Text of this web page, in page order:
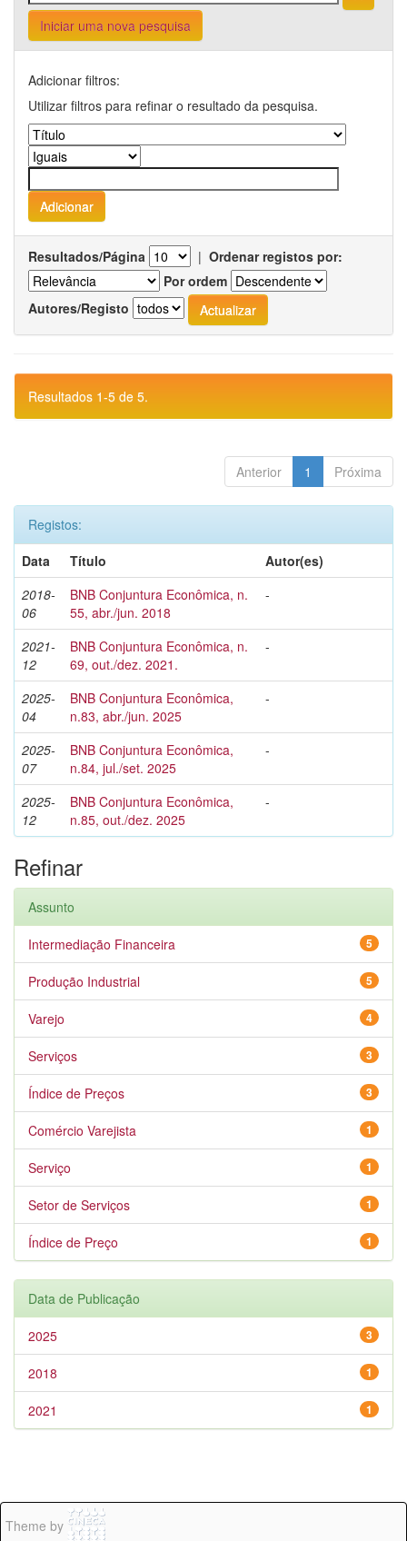
Iniciar uma nova pesquisa
Adicionar filtros:
Utilizar filtros para refinar o resultado da pesquisa.
Resultados/Página | Ordenar registos por:
Por ordem
Autores/Registo
Resultados 1-5 de 5.
Anterior 1 Próxima
Registos:
Data
Título
Autor(es)
2018-
06
BNB Conjuntura Econômica, n.
55, abr./jun. 2018
-
2021-
12
BNB Conjuntura Econômica, n.
69, out./dez. 2021.
-
2025-
04
BNB Conjuntura Econômica,
n.83, abr./jun. 2025
-
2025-
07
BNB Conjuntura Econômica,
n.84, jul./set. 2025
-
2025-
12
BNB Conjuntura Econômica,
n.85, out./dez. 2025
-
Refinar
Assunto
5
Intermediação Financeira
5
Produção Industrial
4
Varejo
3
Serviços
3
Índice de Preços
1
Comércio Varejista
1
Serviço
1
Setor de Serviços
1
Índice de Preço
Data de Publicação
3
2025
1
2018
1
2021
Theme by